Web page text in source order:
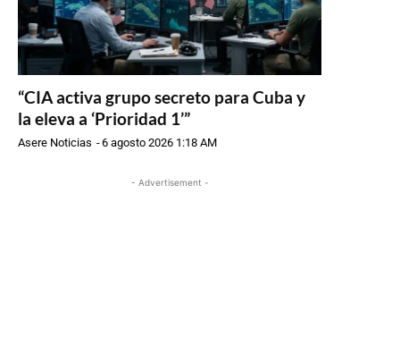
“CIA activa grupo secreto para Cuba y
la eleva a ‘Prioridad 1’”
Asere Noticias -6 agosto 2026 1:18 AM
- Advertisement -